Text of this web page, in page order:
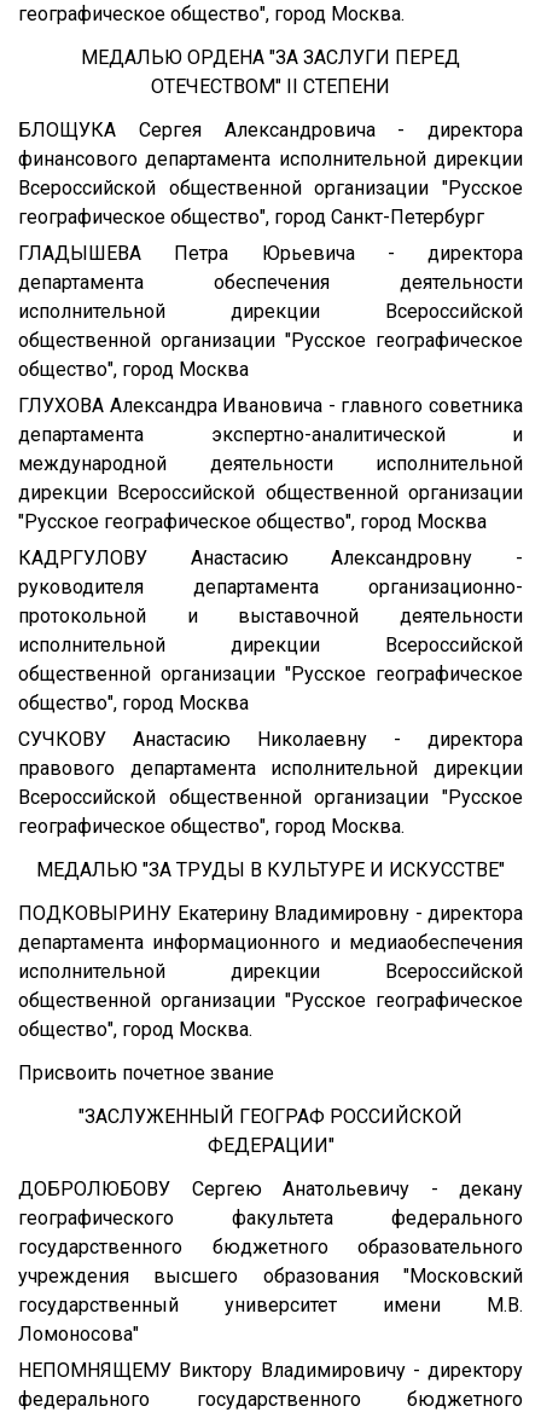
географическое общество", город Москва.
МЕДАЛЬЮ ОРДЕНА "ЗА ЗАСЛУГИ ПЕРЕД
ОТЕЧЕСТВОМ" II СТЕПЕНИ
БЛОЩУКА Сергея Александровича - директора
финансового департамента исполнительной дирекции
Всероссийской общественной организации "Русское
географическое общество", город Санкт-Петербург
ГЛАДЫШЕВА Петра Юрьевича - директора
департамента обеспечения деятельности
исполнительной дирекции Всероссийской
общественной организации "Русское географическое
общество", город Москва
ГЛУХОВА Александра Ивановича - главного советника
департамента экспертно-аналитической и
международной деятельности исполнительной
дирекции Всероссийской общественной организации
"Русское географическое общество", город Москва
КАДРГУЛОВУ Анастасию Александровну -
руководителя департамента организационно-
протокольной и выставочной деятельности
исполнительной дирекции Всероссийской
общественной организации "Русское географическое
общество", город Москва
СУЧКОВУ Анастасию Николаевну - директора
правового департамента исполнительной дирекции
Всероссийской общественной организации "Русское
географическое общество", город Москва.
МЕДАЛЬЮ "ЗА ТРУДЫ В КУЛЬТУРЕ И ИСКУССТВЕ"
ПОДКОВЫРИНУ Екатерину Владимировну - директора
департамента информационного и медиаобеспечения
исполнительной дирекции Всероссийской
общественной организации "Русское географическое
общество", город Москва.
Присвоить почетное звание
"ЗАСЛУЖЕННЫЙ ГЕОГРАФ РОССИЙСКОЙ
ФЕДЕРАЦИИ"
ДОБРОЛЮБОВУ Сергею Анатольевичу - декану
географического факультета федерального
государственного бюджетного образовательного
учреждения высшего образования "Московский
государственный университет имени М.В.
Ломоносова"
НЕПОМНЯЩЕМУ Виктору Владимировичу - директору
федерального государственного бюджетного